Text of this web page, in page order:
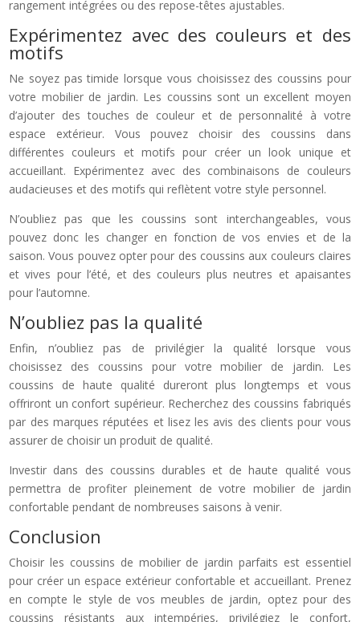
rangement intégrées ou des repose-têtes ajustables.
Expérimentez avec des couleurs et des
motifs
Ne soyez pas timide lorsque vous choisissez des coussins pour
votre mobilier de jardin. Les coussins sont un excellent moyen
d’ajouter des touches de couleur et de personnalité à votre
espace extérieur. Vous pouvez choisir des coussins dans
différentes couleurs et motifs pour créer un look unique et
accueillant. Expérimentez avec des combinaisons de couleurs
audacieuses et des motifs qui reflètent votre style personnel.
N’oubliez pas que les coussins sont interchangeables, vous
pouvez donc les changer en fonction de vos envies et de la
saison. Vous pouvez opter pour des coussins aux couleurs claires
et vives pour l’été, et des couleurs plus neutres et apaisantes
pour l’automne.
N’oubliez pas la qualité
Enfin, n’oubliez pas de privilégier la qualité lorsque vous
choisissez des coussins pour votre mobilier de jardin. Les
coussins de haute qualité dureront plus longtemps et vous
offriront un confort supérieur. Recherchez des coussins fabriqués
par des marques réputées et lisez les avis des clients pour vous
assurer de choisir un produit de qualité.
Investir dans des coussins durables et de haute qualité vous
permettra de profiter pleinement de votre mobilier de jardin
confortable pendant de nombreuses saisons à venir.
Conclusion
Choisir les coussins de mobilier de jardin parfaits est essentiel
pour créer un espace extérieur confortable et accueillant. Prenez
en compte le style de vos meubles de jardin, optez pour des
coussins résistants aux intempéries, privilégiez le confort,